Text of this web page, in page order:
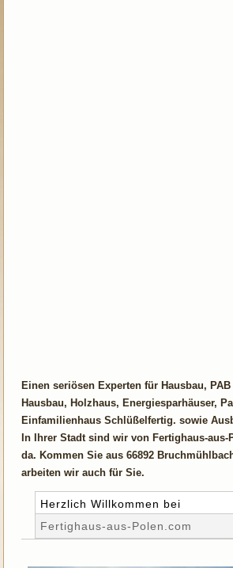
Einen seriösen Experten für Hausbau,
Hausbau, Holzhaus, Energiesparhäuser,
Einfamilienhaus Schlüßelfertig. sowie
In Ihrer Stadt sind wir von Fertighaus-
da. Kommen Sie aus 66892
arbeiten wir auch für Sie.
Herzlich Willkommen bei
Fertighaus-aus-Polen.com